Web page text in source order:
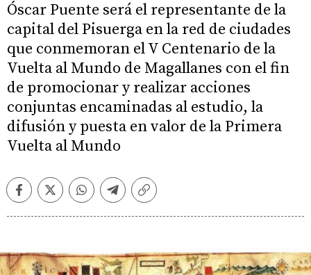
Óscar Puente será el representante de la
capital del Pisuerga en la red de ciudades
que conmemoran el V Centenario de la
Vuelta al Mundo de Magallanes con el fin
de promocionar y realizar acciones
conjuntas encaminadas al estudio, la
difusión y puesta en valor de la Primera
Vuelta al Mundo
FacebookTwitterWhatsappTelegramCopiar